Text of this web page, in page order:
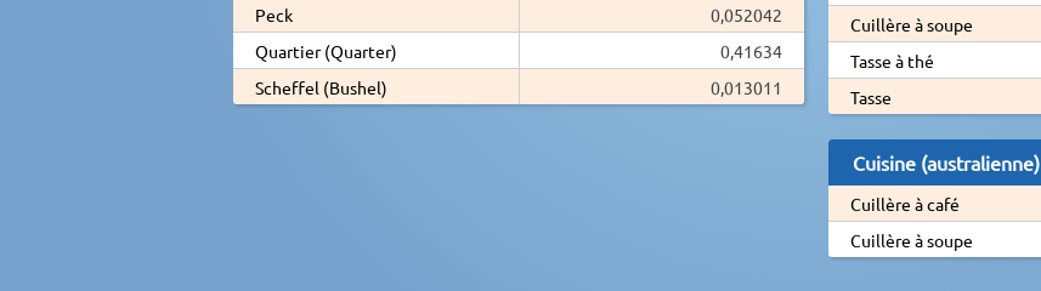
Peck
0,052042
Quartier (Quarter)
0,41634
Scheffel (Bushel)
0,013011
Cuillère à soupe
Tasse à thé
Tasse
Cuisine (australienne)
Cuillère à café
Cuillère à soupe